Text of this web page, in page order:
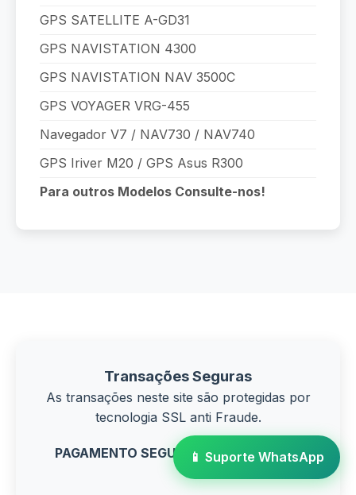
GPS SATELLITE A-GD31
GPS NAVISTATION 4300
GPS NAVISTATION NAV 3500C
GPS VOYAGER VRG-455
Navegador V7 / NAV730 / NAV740
GPS Iriver M20 / GPS Asus R300
Para outros Modelos Consulte-nos!
Transações Seguras
As transações neste site são protegidas por
tecnologia SSL anti Fraude.
PAGAMENTO SEGURO VIA PAGSEGURO
📱 Suporte WhatsApp